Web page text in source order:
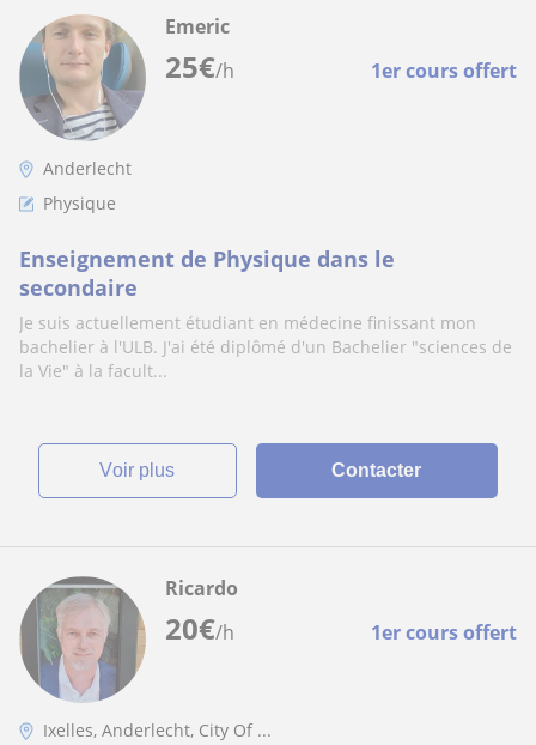
25€/h 1er cours offert
Emeric
Anderlecht
Physique
Enseignement de Physique dans le
secondaire
Je suis actuellement étudiant en médecine finissant mon
bachelier à l'ULB. J'ai été diplômé d'un Bachelier "sciences de
la Vie" à la facult...
voir plus Contacter
20€/h 1er cours offert
Ricardo
Ixelles, Anderlecht, City Of ...